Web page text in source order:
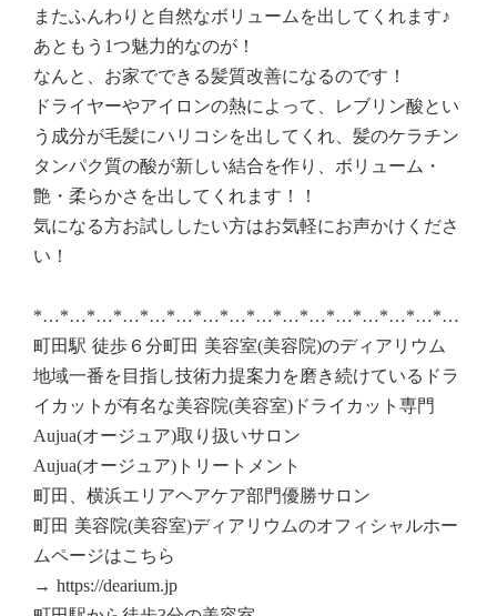
またふんわりと自然なボリュームを出してくれます♪
あともう1つ魅力的なのが！
なんと、お家でできる髪質改善になるのです！
ドライヤーやアイロンの熱によって、レブリン酸とい
う成分が毛髪にハリコシを出してくれ、髪のケラチン
タンパク質の酸が新しい結合を作り、ボリューム・
艶・柔らかさを出してくれます！！
気になる方お試ししたい方はお気軽にお声かけくださ
い！
*…*…*…*…*…*…*…*…*…*…*…*…*…*…*…*…
町田駅 徒歩６分町田 美容室(美容院)のディアリウム
地域一番を目指し技術力提案力を磨き続けているドラ
イカットが有名な美容院(美容室)ドライカット専門
Aujua(オージュア)取り扱いサロン
Aujua(オージュア)トリートメント
町田、横浜エリアヘアケア部門優勝サロン
町田 美容院(美容室)ディアリウムのオフィシャルホー
ムページはこちら
→ https://dearium.jp